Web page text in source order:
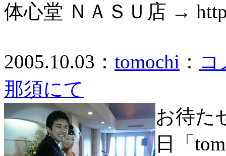
体心堂 ＮＡＳＵ店 →
2005.10.03： tomochi ： コ
那須にて
お待た
日「